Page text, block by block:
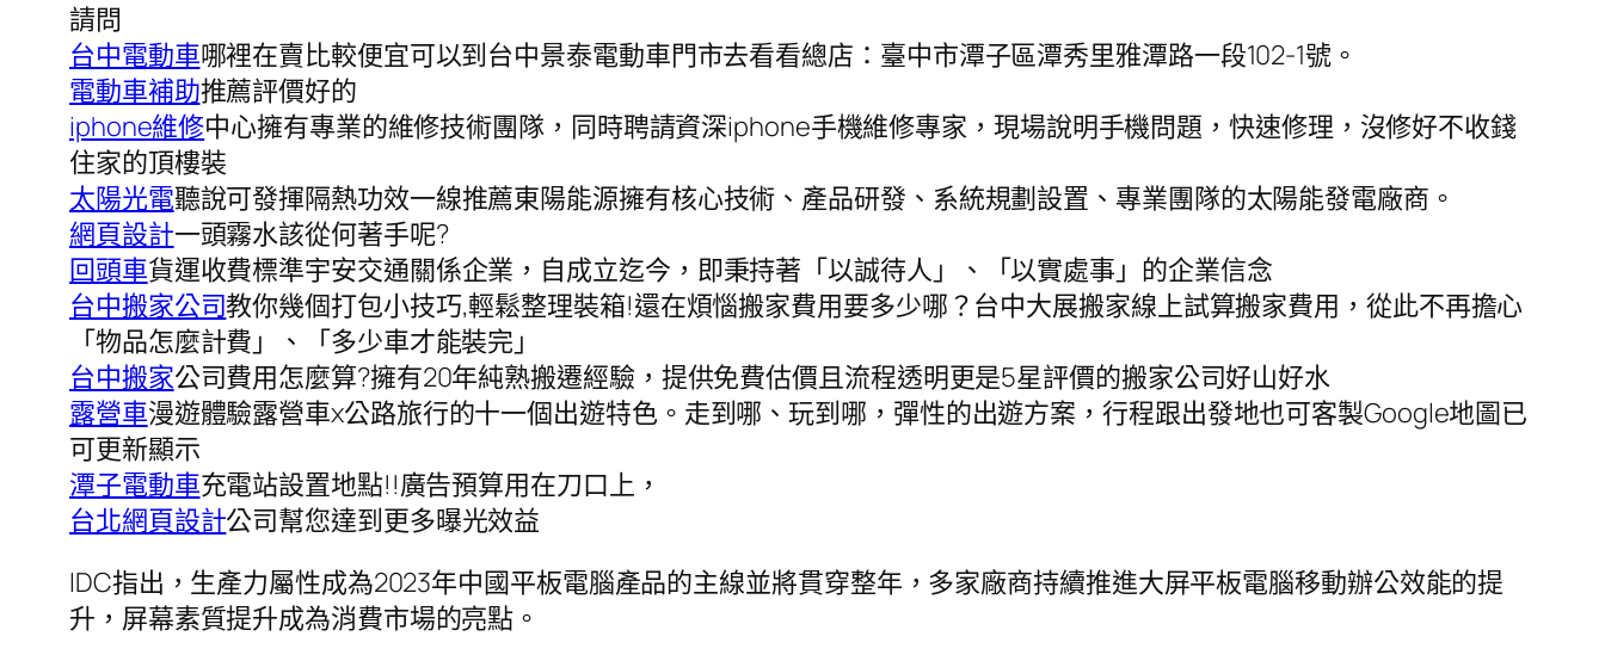
請問
台中電動車哪裡在賣比較便宜可以到台中景泰電動車門市去看看總店：臺中市潭子區潭秀里雅潭路一段102-1號。
電動車補助推薦評價好的
iphone維修中心擁有專業的維修技術團隊，同時聘請資深iphone手機維修專家，現場說明手機問題，快速修理，沒修好不收錢
住家的頂樓裝
太陽光電聽說可發揮隔熱功效一線推薦東陽能源擁有核心技術、產品研發、系統規劃設置、專業團隊的太陽能發電廠商。
網頁設計一頭霧水該從何著手呢?
回頭車貨運收費標準宇安交通關係企業，自成立迄今，即秉持著「以誠待人」、「以實處事」的企業信念
台中搬家公司教你幾個打包小技巧,輕鬆整理裝箱!還在煩惱搬家費用要多少哪？台中大展搬家線上試算搬家費用，從此不再擔心
「物品怎麼計費」、「多少車才能裝完」
台中搬家公司費用怎麼算?擁有20年純熟搬遷經驗，提供免費估價且流程透明更是5星評價的搬家公司好山好水
露營車漫遊體驗露營車x公路旅行的十一個出遊特色。走到哪、玩到哪，彈性的出遊方案，行程跟出發地也可客製Google地圖已
可更新顯示
潭子電動車充電站設置地點!!廣告預算用在刀口上，
台北網頁設計公司幫您達到更多曝光效益
IDC指出，生產力屬性成為2023年中國平板電腦產品的主線並將貫穿整年，多家廠商持續推進大屏平板電腦移動辦公效能的提
升，屏幕素質提升成為消費市場的亮點。